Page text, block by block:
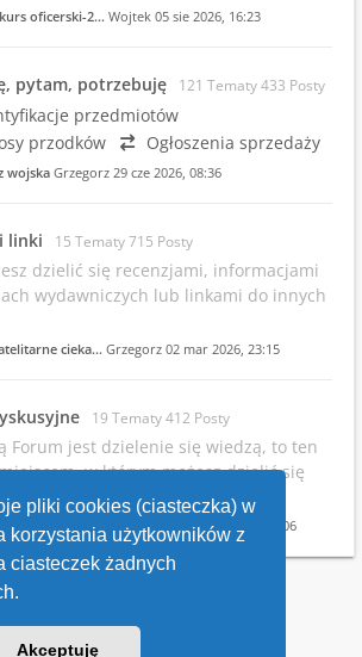
pliki cookies (ciasteczka) w
korzystania użytkowników z
ciasteczek żadnych
Akceptuję
oficerski-2… Wojtek 05 sie 2026, 16:23
pytam, potrzebuję 121 Tematy 433 Posty
przedmiotów
przodków
Ogłoszenia sprzedaży
wojskaGrzegorz 29 cze 2026, 08:36
linki 15 Tematy 715 Posty
dzielić się recenzjami, informacjami
wydawniczych lub linkami do innych
cieka… Grzegorz 02 mar 2026, 23:15
19 Tematy 412 Posty
Forum jest dzielenie się wiedzą, to ten
w którym możesz dzielić się
wria/ pr… Grzegorz 19 maja 2026, 22:06